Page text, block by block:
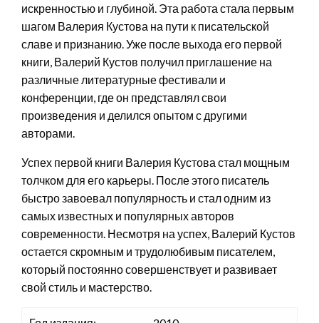
искренностью и глубиной. Эта работа стала первым
шагом Валерия Кустова на пути к писательской
славе и признанию. Уже после выхода его первой
книги, Валерий Кустов получил приглашение на
различные литературные фестивали и
конференции, где он представлял свои
произведения и делился опытом с другими
авторами.
Успех первой книги Валерия Кустова стал мощным
толчком для его карьеры. После этого писатель
быстро завоевал популярность и стал одним из
самых известных и популярных авторов
современности. Несмотря на успех, Валерий Кустов
остается скромным и трудолюбивым писателем,
который постоянно совершенствует и развивает
свой стиль и мастерство.